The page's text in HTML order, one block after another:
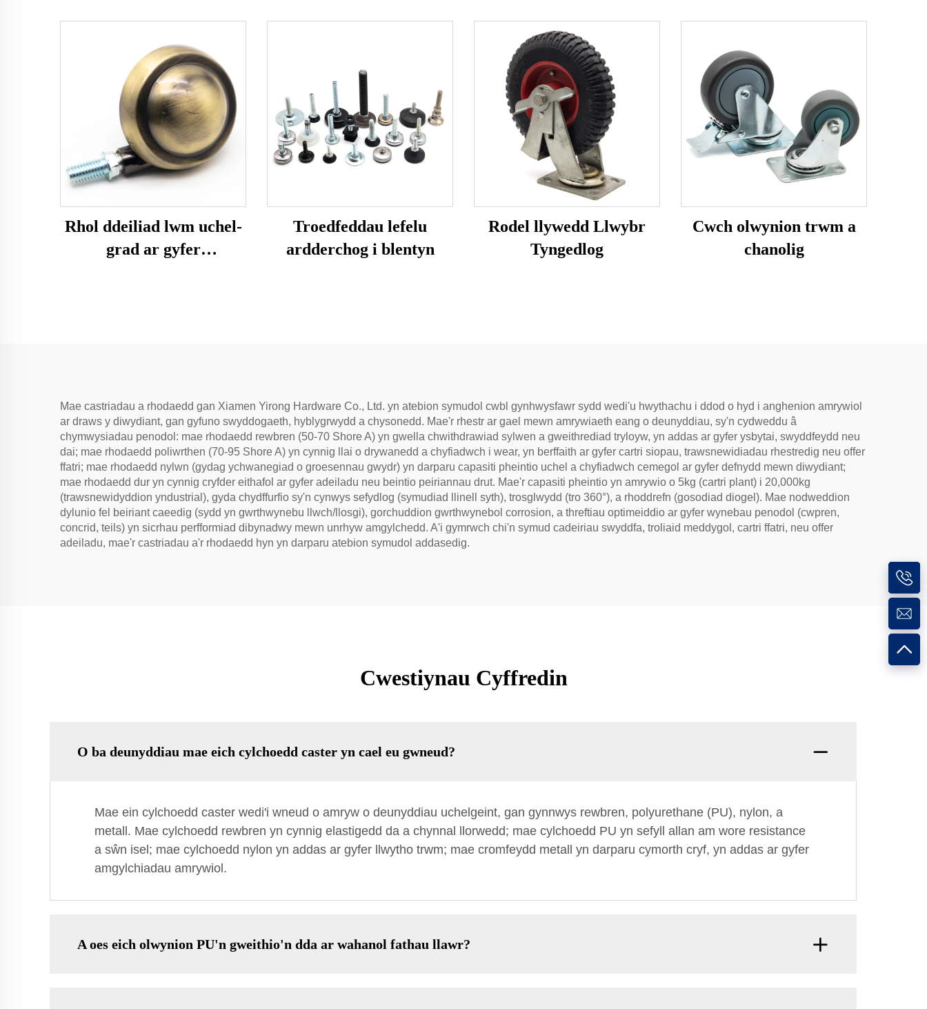
Rhol ddeiliad lwm uchel-
grad ar gyfer
Troedfeddau lefelu
ardderchog i blentyn
Rodel llywedd Llwybr
Tyngedlog
Cwch olwynion trwm a
chanolig
Mae castriadau a rhodaedd gan Xiamen Yirong Hardware Co., Ltd. yn atebion symudol cwbl gynhwysfawr sydd wedi'u hwythachu i ddod o hyd i anghenion amrywiol
ar draws y diwydiant, gan gyfuno swyddogaeth, hyblygrwydd a chysonedd. Mae'r rhestr ar gael mewn amrywiaeth eang o deunyddiau, sy'n cydweddu â
chymwysiadau penodol: mae rhodaedd rewbren (50-70 Shore A) yn gwella chwithdrawiad sylwen a gweithrediad tryloyw, yn addas ar gyfer ysbytai, swyddfeydd neu
dai; mae rhodaedd poliwrthen (70-95 Shore A) yn cynnig llai o drywanedd a chyfiadwch i wear, yn berffaith ar gyfer cartri siopau, trawsnewidiadau rhestredig neu offer
ffatri; mae rhodaedd nylwn (gydag ychwanegiad o groesennau gwydr) yn darparu capasiti pheintio uchel a chyfiadwch cemegol ar gyfer defnydd mewn diwydiant;
mae rhodaedd dur yn cynnig cryfder eithafol ar gyfer adeiladu neu beintio peiriannau drut. Mae'r capasiti pheintio yn amrywio o 5kg (cartri plant) i 20,000kg
(trawsnewidyddion yndustrial), gyda chydffurfio sy'n cynwys sefydlog (symudiad llinell syth), trosglwydd (tro 360°), a rhoddrefn (gosodiad diogel). Mae nodweddion
dylunio fel beiriant caeedig (sydd yn gwrthwynebu llwch/llosgi), gorchuddion gwrthwynebol corrosion, a threftiau optimeiddio ar gyfer wynebau penodol (cwpren,
concrid, teils) yn sicrhau perfformiad dibynadwy mewn unrhyw amgylchedd. A'i gymrwch chi'n symud cadeiriau swyddfa, troliaid meddygol, cartri ffatri, neu offer
adeiladu, mae'r castriadau a'r rhodaedd hyn yn darparu atebion symudol addasedig.
Cwestiynau Cyffredin
O ba deunyddiau mae eich cylchoedd caster yn cael eu gwneud?
Mae ein cylchoedd caster wedi'i wneud o amryw o deunyddiau uchelgeint, gan gynnwys rewbren, polyurethane (PU), nylon, a
metall. Mae cylchoedd rewbren yn cynnig elastigedd da a chynnal llorwedd; mae cylchoedd PU yn sefyll allan am wore resistance
a sŵn isel; mae cylchoedd nylon yn addas ar gyfer llwytho trwm; mae cromfeydd metall yn darparu cymorth cryf, yn addas ar gyfer
amgylchiadau amrywiol.
A oes eich olwynion PU'n gweithio'n dda ar wahanol fathau llawr?